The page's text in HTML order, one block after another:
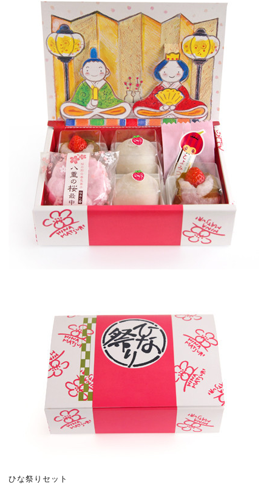
ひな祭りセット